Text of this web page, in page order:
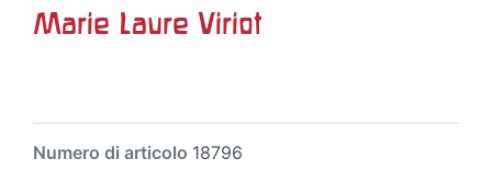
Marie Laure Viriot
Numero di articolo 18796